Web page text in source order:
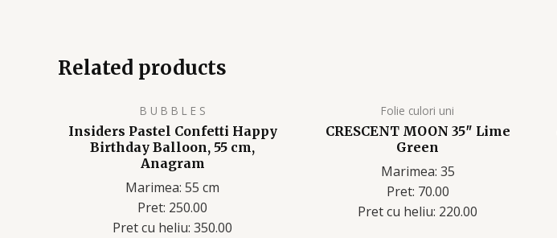
Related products
B U B B L E S
Insiders Pastel Confetti Happy
Birthday Balloon, 55 cm,
Anagram
Marimea: 55 cm
Pret: 250.00
Pret cu heliu: 350.00
Folie culori uni
CRESCENT MOON 35″ Lime
Green
Marimea: 35
Pret: 70.00
Pret cu heliu: 220.00